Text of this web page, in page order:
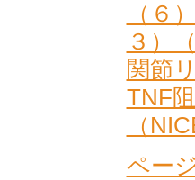
（６）
３）
関節
TNF
（
ペー